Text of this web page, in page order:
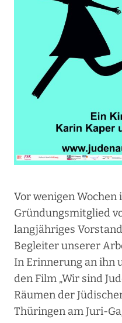
Vor wenigen Wochen
Gründungsmitglied
langjähriges
Begleiter unserer
In Erinnerung an ihn
den Film „Wir sind
Räumen der
Thüringen am Juri-